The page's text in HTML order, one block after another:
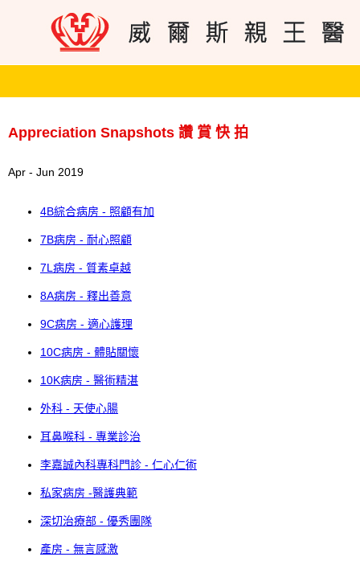
Appreciation Snapshots 讚 賞 快 拍
Apr - Jun 2019
4B綜合病房 - 照顧有加
7B病房 - 耐心照顧
7L病房 - 質素卓越
8A病房 - 釋出善意
9C病房 - 適心護理
10C病房 - 體貼關懷
10K病房 - 醫術精湛
外科 - 天使心腸
耳鼻喉科 - 專業診治
李嘉誠內科專科門診 - 仁心仁術
私家病房 -醫護典範
深切治療部 - 優秀團隊
產房 - 無言感激